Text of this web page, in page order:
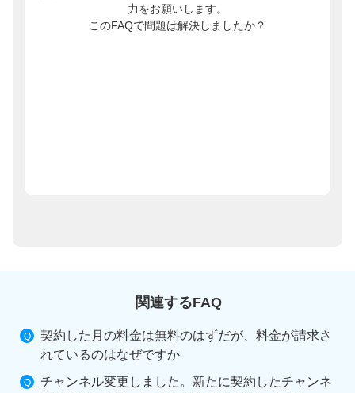
力をお願いします。
このFAQで問題は解決しましたか？
関連するFAQ
契約した月の料金は無料のはずだが、料金が請求さ
れているのはなぜですか
チャンネル変更しました。新たに契約したチャンネ